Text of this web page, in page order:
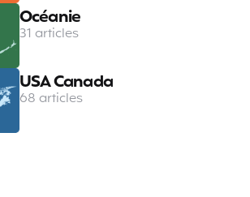
Océanie
31 articles
USA Canada
68 articles